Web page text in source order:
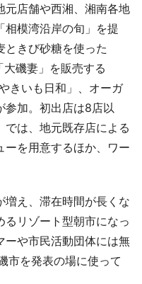
元店舗や西湘、湘南各地
相模湾沿岸の旬」を提
ときび砂糖を使った
磯妻」を販売する
きいも日和」、オーガ
参加。初出店は8店以
では、地元既存店による
ーを用意するほか、ワー
え、滞在時間が長くな
るリゾート型朝市になっ
ーや市民活動団体には無
市を発表の場に使って